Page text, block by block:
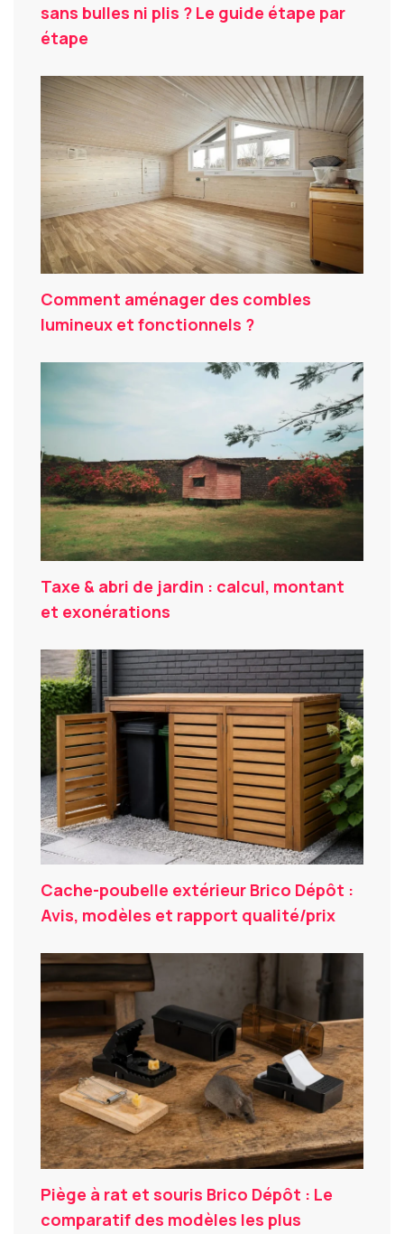
sans bulles ni plis ? Le guide étape par
étape
Comment aménager des combles
lumineux et fonctionnels ?
Taxe & abri de jardin : calcul, montant
et exonérations
Cache-poubelle extérieur Brico Dépôt :
Avis, modèles et rapport qualité/prix
Piège à rat et souris Brico Dépôt : Le
comparatif des modèles les plus